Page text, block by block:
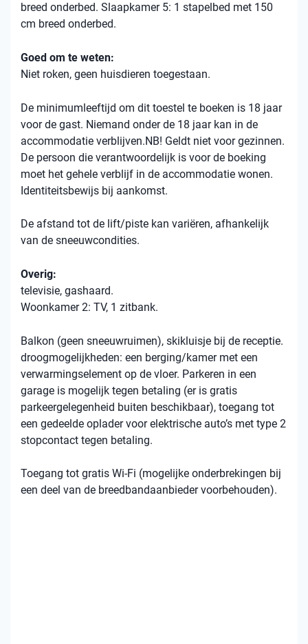
breed onderbed. Slaapkamer 5: 1 stapelbed met 150
cm breed onderbed.
Goed om te weten:
Niet roken, geen huisdieren toegestaan.
De minimumleeftijd om dit toestel te boeken is 18 jaar
voor de gast. Niemand onder de 18 jaar kan in de
accommodatie verblijven.NB! Geldt niet voor gezinnen.
De persoon die verantwoordelijk is voor de boeking
moet het gehele verblijf in de accommodatie wonen.
Identiteitsbewijs bij aankomst.
De afstand tot de lift/piste kan variëren, afhankelijk
van de sneeuwcondities.
Overig:
televisie, gashaard.
Woonkamer 2: TV, 1 zitbank.
Balkon (geen sneeuwruimen), skikluisje bij de receptie.
droogmogelijkheden: een berging/kamer met een
verwarmingselement op de vloer. Parkeren in een
garage is mogelijk tegen betaling (er is gratis
parkeergelegenheid buiten beschikbaar), toegang tot
een gedeelde oplader voor elektrische auto’s met type 2
stopcontact tegen betaling.
Toegang tot gratis Wi-Fi (mogelijke onderbrekingen bij
een deel van de breedbandaanbieder voorbehouden).